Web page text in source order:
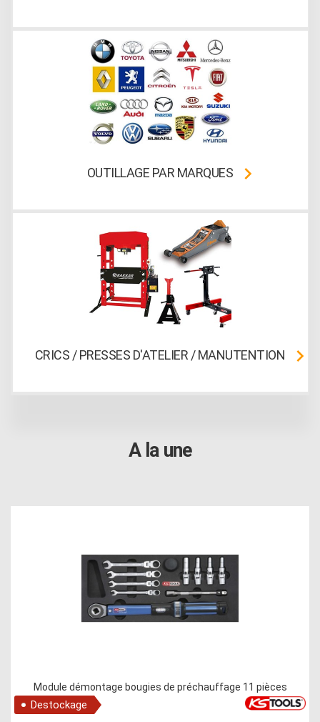
OUTILLAGE PAR MARQUES
CRICS / PRESSES D'ATELIER / MANUTENTION
A la une
Module démontage bougies de préchauffage 11 pièces
Destockage